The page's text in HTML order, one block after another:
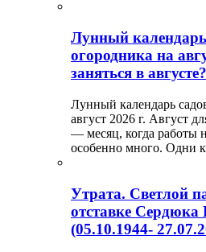
Лунный
огородника на
заняться в августе?
Лунный календарь
август 2026 г. Август
— месяц, когда работы
особенно много. Одни
Утрата. Светлой
отставке Сердюка
(05.10.1944-